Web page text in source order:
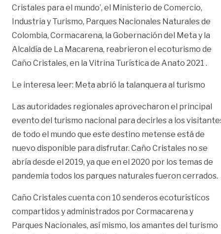
Cristales para el mundo’, el Ministerio de Comercio,
Industria y Turismo, Parques Nacionales Naturales de
Colombia, Cormacarena, la Gobernación del Meta y la
Alcaldía de La Macarena, reabrieron el ecoturismo de
Caño Cristales, en la Vitrina Turística de Anato 2021 .
Le interesa leer: Meta abrió la talanquera al turismo
Las autoridades regionales aprovecharon el principal
evento del turismo nacional para decirles a los
de todo el mundo que este destino metense está de
nuevo disponible para disfrutar. Caño Cristales no se
abría desde el 2019, ya que en el 2020 por los temas de
pandemia todos los parques naturales fueron cerrados.
Caño Cristales cuenta con 10 senderos ecoturísticos
compartidos y administrados por Cormacarena y
Parques Nacionales, así mismo, los amantes del turismo